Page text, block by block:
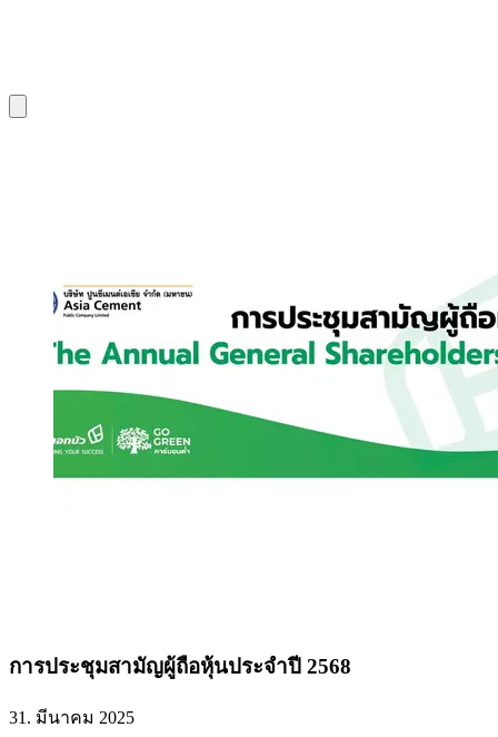
การประชุมสามัญผู้ถือหุ้นประจำปี 2568
31. มีนาคม 2025